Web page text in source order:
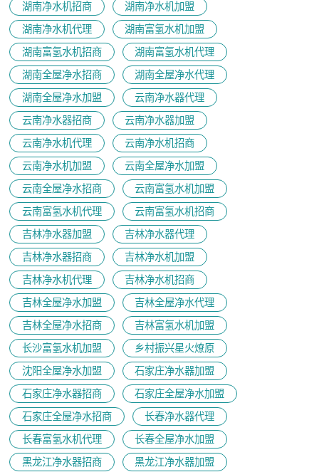
湖南净水机招商
湖南净水机加盟
湖南净水机代理
湖南富氢水机加盟
湖南富氢水机招商
湖南富氢水机代理
湖南全屋净水招商
湖南全屋净水代理
湖南全屋净水加盟
云南净水器代理
云南净水器招商
云南净水器加盟
云南净水机代理
云南净水机招商
云南净水机加盟
云南全屋净水加盟
云南全屋净水招商
云南富氢水机加盟
云南富氢水机代理
云南富氢水机招商
吉林净水器加盟
吉林净水器代理
吉林净水器招商
吉林净水机加盟
吉林净水机代理
吉林净水机招商
吉林全屋净水加盟
吉林全屋净水代理
吉林全屋净水招商
吉林富氢水机加盟
长沙富氢水机加盟
乡村振兴星火燎原
沈阳全屋净水加盟
石家庄净水器加盟
石家庄净水器招商
石家庄全屋净水加盟
石家庄全屋净水招商
长春净水器代理
长春富氢水机代理
长春全屋净水加盟
黑龙江净水器招商
黑龙江净水器加盟